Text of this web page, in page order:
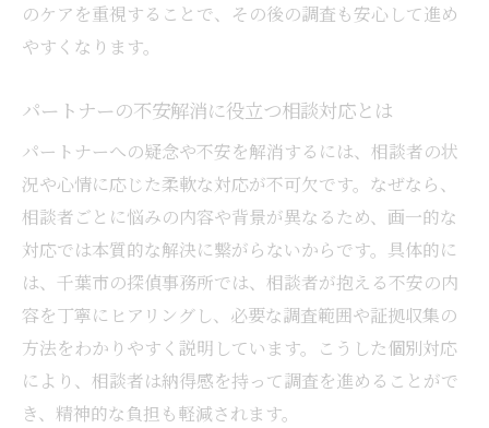
のケアを重視することで、その後の調査も安心して進め
やすくなります。
パートナーの不安解消に役立つ相談対応とは
パートナーへの疑念や不安を解消するには、相談者の状
況や心情に応じた柔軟な対応が不可欠です。なぜなら、
相談者ごとに悩みの内容や背景が異なるため、画一的な
対応では本質的な解決に繋がらないからです。具体的に
は、千葉市の探偵事務所では、相談者が抱える不安の内
容を丁寧にヒアリングし、必要な調査範囲や証拠収集の
方法をわかりやすく説明しています。こうした個別対応
により、相談者は納得感を持って調査を進めることがで
き、精神的な負担も軽減されます。